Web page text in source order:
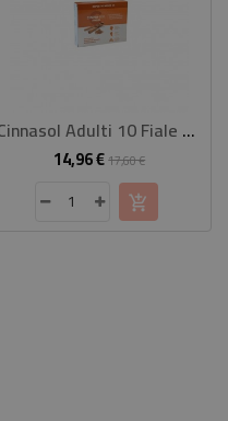
Cinnasol Adulti 10 Fiale Monodose Per Aereosolterapia
14,96 €Prezzo
base
17,60 €Prezzo